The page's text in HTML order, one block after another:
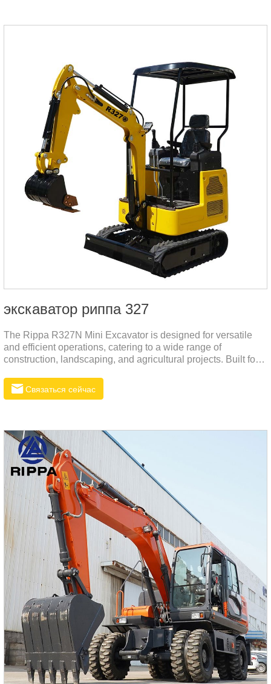
экскаватор риппа 327
The Rippa R327N Mini Excavator is designed for versatile
and efficient operations, catering to a wide range of
construction, landscaping, and agricultural projects. Built for
powerful performance with ease of operation, making it ideal
for navigating tight spaces and tackling complex tasks.
Связаться сейчас